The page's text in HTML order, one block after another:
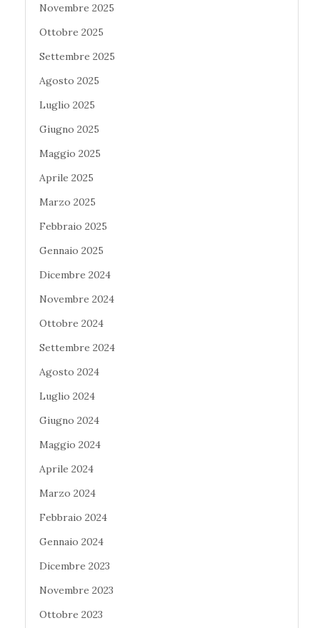
Novembre 2025
Ottobre 2025
Settembre 2025
Agosto 2025
Luglio 2025
Giugno 2025
Maggio 2025
Aprile 2025
Marzo 2025
Febbraio 2025
Gennaio 2025
Dicembre 2024
Novembre 2024
Ottobre 2024
Settembre 2024
Agosto 2024
Luglio 2024
Giugno 2024
Maggio 2024
Aprile 2024
Marzo 2024
Febbraio 2024
Gennaio 2024
Dicembre 2023
Novembre 2023
Ottobre 2023